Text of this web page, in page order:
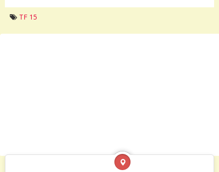
TF 15